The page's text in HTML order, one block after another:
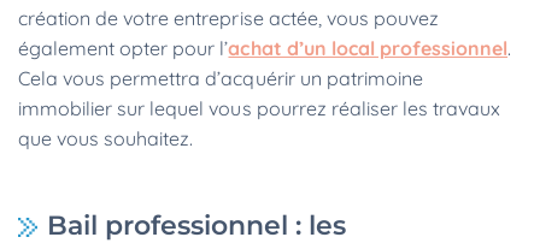
création de votre entreprise actée, vous pouvez
également opter pour l’achat d’un local professionnel.
Cela vous permettra d’acquérir un patrimoine
immobilier sur lequel vous pourrez réaliser les travaux
que vous souhaitez.
Bail professionnel : les